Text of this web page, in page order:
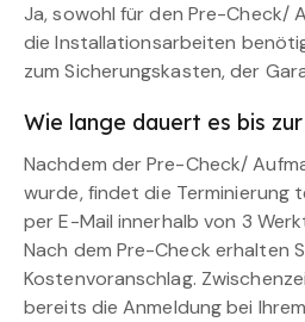
Ja, sowohl für den Pre-Check/
die Installationsarbeiten
zum Sicherungskasten, der
Wie lange dauert es bis
Nachdem der Pre-Check/
wurde, findet die Terminierung
per E-Mail innerhalb von 3
Nach dem Pre-Check erhalten
Kostenvoranschlag.
bereits die Anmeldung bei Ihrem